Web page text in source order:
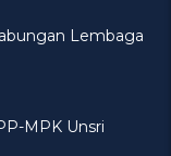
Lembaga
MPK Unsri